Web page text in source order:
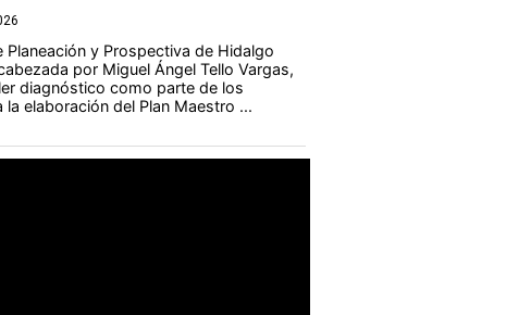
Planeación y Prospectiva de Hidalgo
por Miguel Ángel Tello Vargas,
diagnóstico como parte de los
la elaboración del Plan Maestro ...